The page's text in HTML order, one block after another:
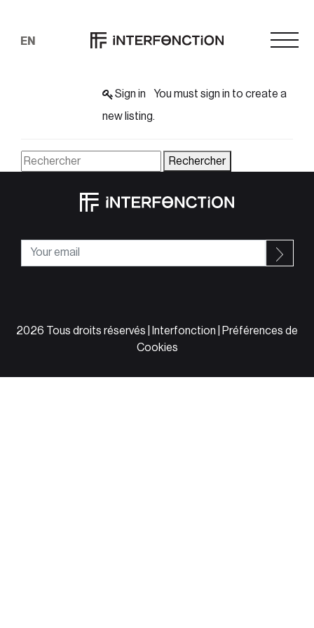
EN
D’EMPLOI
Sign in
new listing.
Rechercher
2026 Tous droits réservés | Interfonction |
Préférences de
Cookies